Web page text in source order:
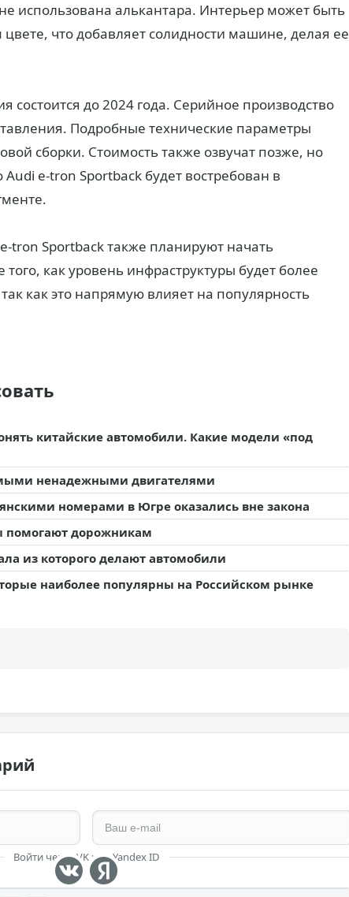
использована алькантара. Интерьер может быть
что добавляет солидности машине, делая ее
состоится до 2024 года. Серийное производство
Подробные технические параметры
сборки. Стоимость также озвучат позже, но
e-tron Sportback будет востребован в
tron Sportback также планируют начать
того, как уровень инфраструктуры будет более
как это напрямую влияет на популярность
китайские автомобили. Какие модели «под
ненадежными двигателями
номерами в Югре оказались вне закона
помогают дорожникам
из которого делают автомобили
наиболее популярны на Российском рынке
Войти через VK или Yandex ID